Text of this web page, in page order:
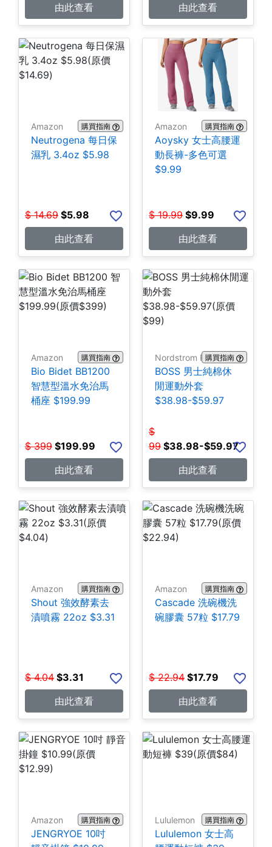
由此查看
由此查看
Amazon 購買指南
Neutrogena 每日保
濕乳 3.4oz $5.98
$ 14.69 $5.98
由此查看
Amazon 購買指南
Aoysky 女士高腰運
動長褲-多色可選
$9.99
$ 19.99 $9.99
由此查看
Amazon 購買指南
Bio Bidet BB1200
智慧型溫水免治馬
桶座 $199.99
$ 399 $199.99
由此查看
Nordstrom Rack購買指南
BOSS 男士純棉休
閒運動外套
$38.98-$59.97
$
99 $38.98-$59.97
由此查看
Amazon 購買指南
Shout 強效酵素去
漬噴霧 22oz $3.31
$ 4.04 $3.31
由此查看
Amazon 購買指南
Cascade 洗碗機洗
碗膠囊 57粒 $17.79
$ 22.94 $17.79
由此查看
Amazon 購買指南
JENGRYOE 10吋
Lululemon 購買指南
Lululemon 女士高